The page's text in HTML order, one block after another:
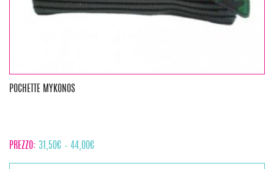
POCHETTE MYKONOS
PREZZO: 31,50€ – 44,00€